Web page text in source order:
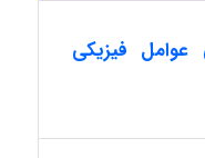
عوامل فیزیکی